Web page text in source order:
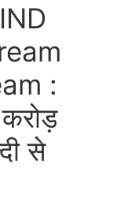
:
से